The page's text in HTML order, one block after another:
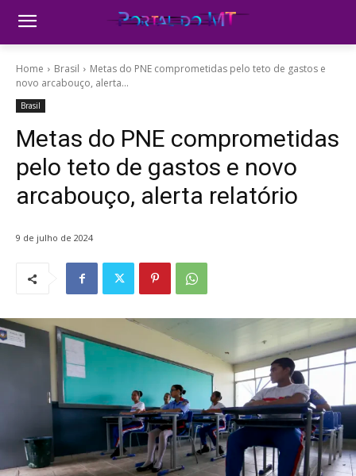
Home Brasil
Metas do PNE comprometidas pelo teto de gastos e
novo arcabouço, alerta...
Brasil
Metas do PNE comprometidas
pelo teto de gastos e novo
arcabouço, alerta relatório
9 de julho de 2024